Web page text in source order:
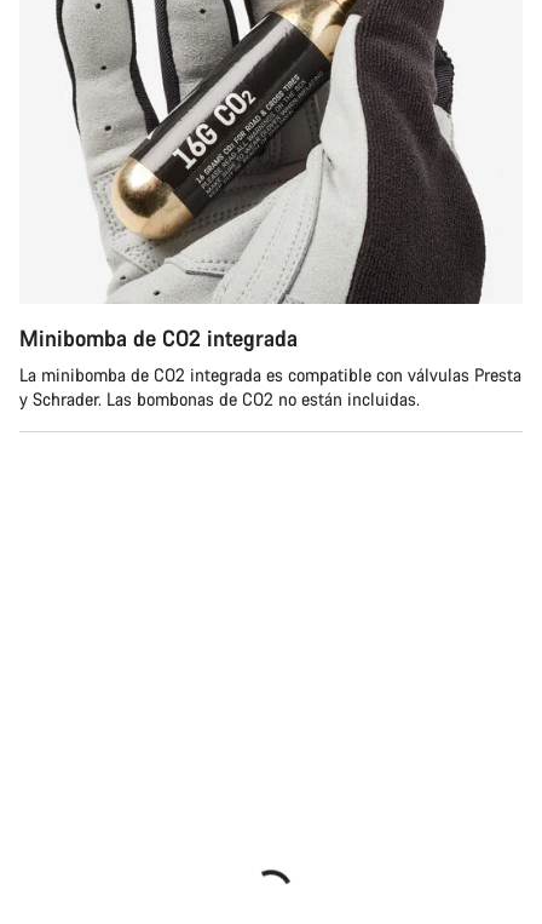
Minibomba de CO2 integrada
La minibomba de CO2 integrada es compatible con válvulas Presta
y Schrader. Las bombonas de CO2 no están incluidas.